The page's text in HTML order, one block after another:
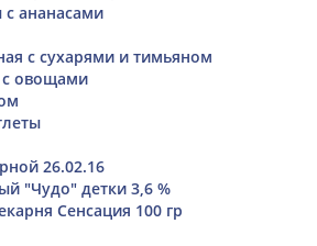
с ананасами
с сухарями и тимьяном
с овощами
26.02.16
"Чудо" детки 3,6 %
Сенсация 100 гр